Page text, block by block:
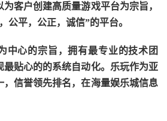
客户创建高质量游戏平台为宗旨，
公平，公正，诚信”的平台。
中心的宗旨，拥有最专业的技术团
最贴心的的系统自动化。乐玩作为亚
，信誉领先排名，在海量娱乐城信息